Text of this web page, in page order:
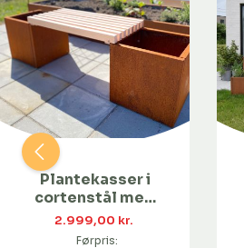
Plantekasser i
cortenstål med
bænk | 40 x 40 x
40 cm
2.999,00 kr.
Førpris: